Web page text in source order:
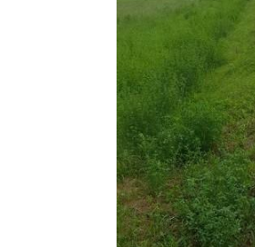
Katalog informacij javnega značaja